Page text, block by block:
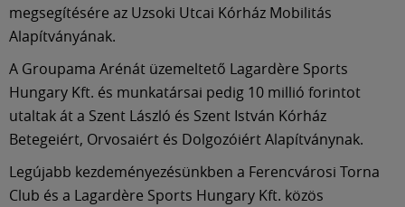
megsegítésére az Uzsoki Utcai Kórház Mobilitás
Alapítványának.
A Groupama Arénát üzemeltető Lagardère Sports
Hungary Kft. és munkatársai pedig 10 millió forintot
utaltak át a Szent László és Szent István Kórház
Betegeiért, Orvosaiért és Dolgozóiért Alapítványnak.
Legújabb kezdeményezésünkben a Ferencvárosi Torna
Club és a Lagardère Sports Hungary Kft. közös